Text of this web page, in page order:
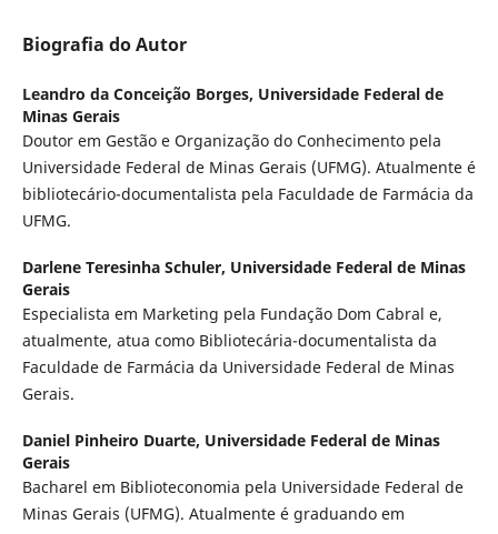
Biografia do Autor
Leandro da Conceição Borges, Universidade Federal de
Minas Gerais
Doutor em Gestão e Organização do Conhecimento pela
Universidade Federal de Minas Gerais (UFMG). Atualmente é
bibliotecário-documentalista pela Faculdade de Farmácia da
UFMG.
Darlene Teresinha Schuler, Universidade Federal de Minas
Gerais
Especialista em Marketing pela Fundação Dom Cabral e,
atualmente, atua como Bibliotecária-documentalista da
Faculdade de Farmácia da Universidade Federal de Minas
Gerais.
Daniel Pinheiro Duarte, Universidade Federal de Minas
Gerais
Bacharel em Biblioteconomia pela Universidade Federal de
Minas Gerais (UFMG). Atualmente é graduando em